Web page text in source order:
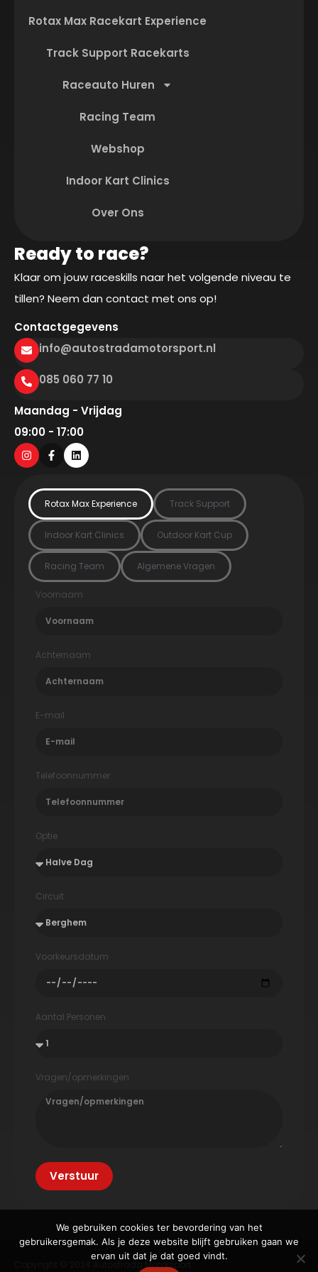
Rotax Max Racekart Experience
Track Support Racekarts
Raceauto Huren
Racing Team
Webshop
Indoor Kart Clinics
Over Ons
Ready to race?
Klaar om jouw raceskills naar het volgende niveau te
tillen? Neem dan contact met ons op!
Contactgegevens
info@autostradamotorsport.nl
085 060 77 10
Maandag - Vrijdag
09:00 - 17:00
Rotax Max Experience Track Support
Indoor Kart Clinics Outdoor Kart Cup
Racing Team Algemene Vragen
Voornaam
Achternaam
E-mail
Telefoonnummer
Optie
Circuit
Voorkeursdatum
Aantal Personen
Vragen/opmerkingen
Verstuur
Copyright © 2024 Autostrada Motorsport
We gebruiken cookies ter bevordering van het
gebruikersgemak. Als je deze website blijft gebruiken gaan we
ervan uit dat je dat goed vindt.